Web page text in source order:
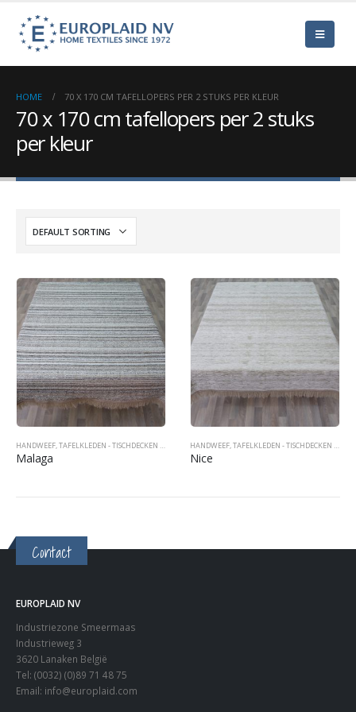
HOME 70 X 170 CM TAFELLOPERS PER 2 STUKS PER KLEUR
70 x 170 cm tafellopers per 2 stuks
per kleur
HANDWEEF,TAFELKLEDEN - TISCHDECKEN - TABLECOVERS
Malaga
HANDWEEF,TAFELKLEDEN - TISCHDECKEN - TABLECOVERS
Nice
Contact
EUROPLAID NV
Industriezone Smeermaas
Industrieweg 3
3620 Lanaken België
Tel: (0032) (0)89 71 48 75
Email: info@europlaid.com